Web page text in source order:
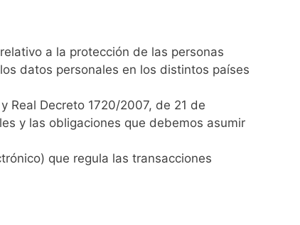
a la protección de las personas
datos personales en los distintos países
Real Decreto 1720/2007, de 21 de
y las obligaciones que debemos asumir
que regula las transacciones